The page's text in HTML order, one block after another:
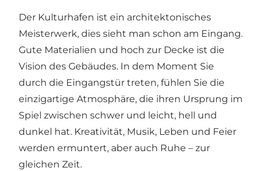
Der Kulturhafen ist ein architektonisches
Meisterwerk, dies sieht man schon am Eingang.
Gute Materialien und hoch zur Decke ist die
Vision des Gebäudes. In dem Moment Sie
durch die Eingangstür treten, fühlen Sie die
einzigartige Atmosphäre, die ihren Ursprung im
Spiel zwischen schwer und leicht, hell und
dunkel hat. Kreativität, Musik, Leben und Feier
werden ermuntert, aber auch Ruhe – zur
gleichen Zeit.